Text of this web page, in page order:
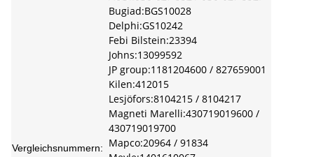
Vergleichsnummern:
Bugiad:BGS10028
Delphi:GS10242
Febi Bilstein:23394
Johns:13099592
JP group:1181204600 / 827659001
Kilen:412015
Lesjöfors:8104215 / 8104217
Magneti Marelli:430719019600 /
430719019700
Mapco:20964 / 91834